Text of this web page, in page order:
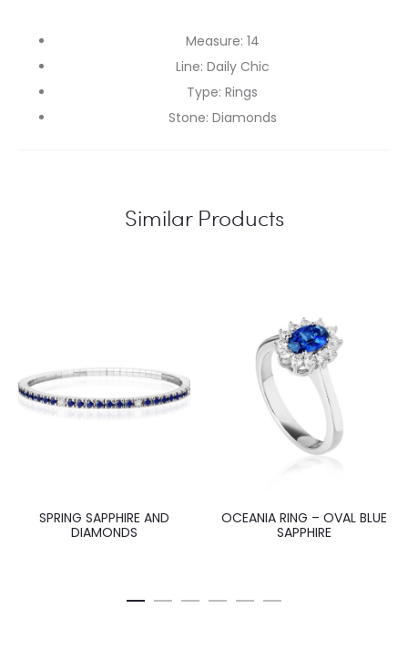
Measure: 14
Line: Daily Chic
Type: Rings
Stone: Diamonds
Similar Products
SPRING SAPPHIRE AND
DIAMONDS
OCEANIA RING – OVAL BLUE
SAPPHIRE